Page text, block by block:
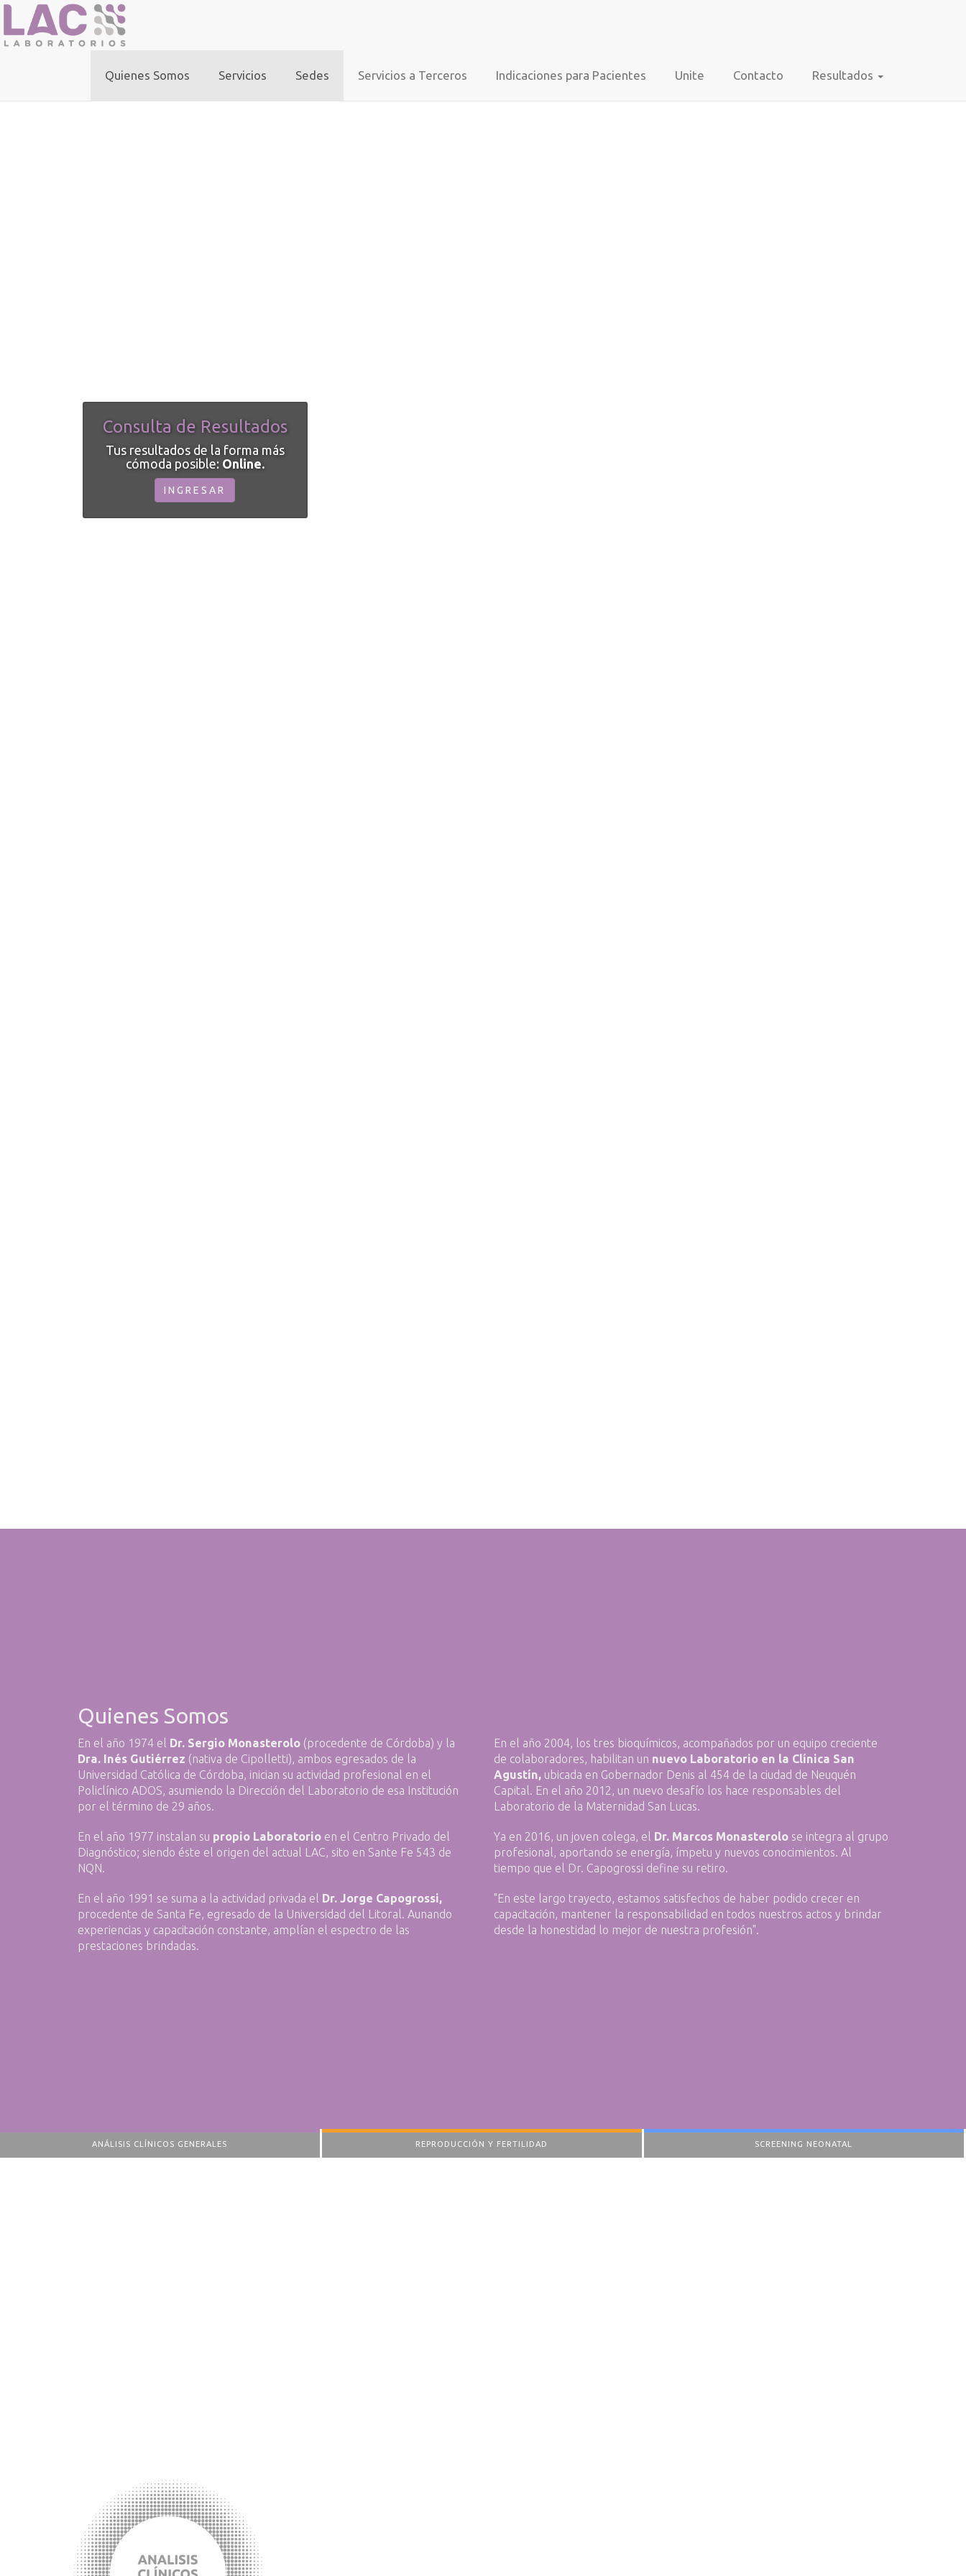
Quienes Somos Servicios Sedes Servicios a Terceros Indicaciones para Pacientes Unite Contacto Resultados
Quienes Somos
En el año 1974 el Dr. Sergio Monasterolo(procedente de Córdoba) y la
Dra. Inés Gutiérrez (nativa de Cipolletti), ambos egresados de la
Universidad Católica de Córdoba, inician su actividad profesional en el
Policlínico ADOS, asumiendo la Dirección del Laboratorio de esa Institución
por el término de 29 años.
En el año 1977 instalan su propio Laboratorioen el Centro Privado del
Diagnóstico; siendo éste el origen del actual LAC, sito en Sante Fe 543 de
NQN.
En el año 1991 se suma a la actividad privada el Dr. Jorge Capogrossi,
procedente de Santa Fe, egresado de la Universidad del Litoral. Aunando
experiencias y capacitación constante, amplían el espectro de las
prestaciones brindadas.
En el año 2004, los tres bioquímicos, acompañados por un equipo creciente
de colaboradores, habilitan un nuevo Laboratorio en la Clínica San
Agustín, ubicada en Gobernador Denis al 454 de la ciudad de Neuquén
Capital. En el año 2012, un nuevo desafío los hace responsables del
Laboratorio de la Maternidad San Lucas.
Ya en 2016, un joven colega, el Dr. Marcos Monasterolo se integra al grupo
profesional, aportando se energía, ímpetu y nuevos conocimientos. Al
tiempo que el Dr. Capogrossi define su retiro.
"En este largo trayecto, estamos satisfechos de haber podido crecer en
capacitación, mantener la responsabilidad en todos nuestros actos y brindar
desde la honestidad lo mejor de nuestra profesión".
ANÁLISIS CLÍNICOS GENERALES REPRODUCCIÓN Y FERTILIDAD SCREENING NEONATAL